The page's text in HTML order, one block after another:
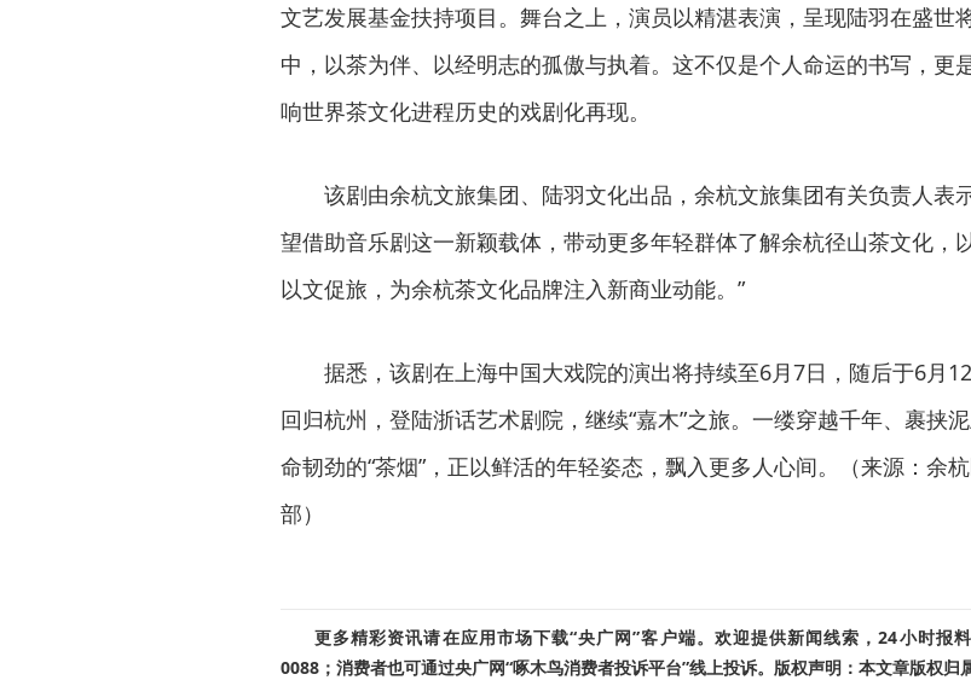
文艺发展基金扶持项目。舞台之上，演员以精湛表演，呈现陆羽在盛世
中，以茶为伴、以经明志的孤傲与执着。这不仅是个人命运的书写，更
响世界茶文化进程历史的戏剧化再现。
该剧由余杭文旅集团、陆羽文化出品，余杭文旅集团有关负责人表
望借助音乐剧这一新颖载体，带动更多年轻群体了解余杭径山茶文化，以
以文促旅，为余杭茶文化品牌注入新商业动能。”
据悉，该剧在上海中国大戏院的演出将持续至6月7日，随后于6月
回归杭州，登陆浙话艺术剧院，继续“嘉木”之旅。一缕穿越千年、裹挟
命韧劲的“茶烟”，正以鲜活的年轻姿态，飘入更多人心间。（来源：余
部）
更多精彩资讯请在应用市场下载“央广网”客户端。欢迎提供新闻线索，24小时报
0088；消费者也可通过央广网“啄木鸟消费者投诉平台”线上投诉。版权声明：本文章版权归